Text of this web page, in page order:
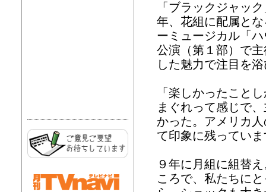
「ブラックジャッ
年、花組に配属と
ーミュージカル「
公演（第１部）で
した魅力で注目を
「楽しかったこと
まぐれって感じで
かった。アメリカ
て印象に残ってい
９年に月組に組替
ころで、私たちに